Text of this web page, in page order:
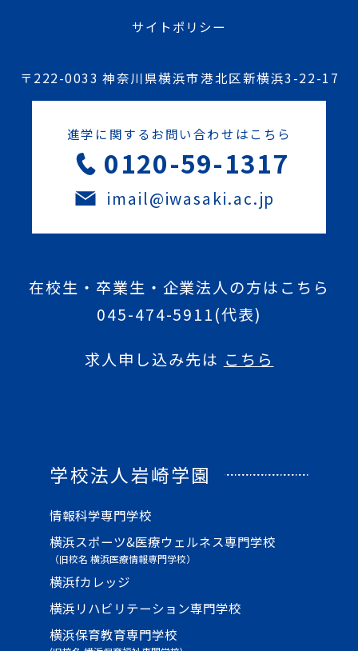
サイトポリシー
〒222-0033 神奈川県横浜市港北区新横浜3-22-17
進学に関するお問い合わせはこちら
0120-59-1317
imail@iwasaki.ac.jp
在校生・卒業生・企業法人の方はこちら
045-474-5911(代表)
求人申し込み先は こちら
学校法人岩崎学園
情報科学専門学校
横浜スポーツ&医療ウェルネス専門学校
（旧校名 横浜医療情報専門学校）
横浜fカレッジ
横浜リハビリテーション専門学校
横浜保育教育専門学校